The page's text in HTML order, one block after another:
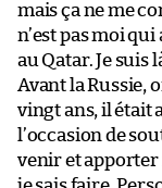
mais ça ne me
n’est pas moi
au Qatar. Je
Avant la Russie,
vingt ans, il était
l’occasion de
venir et apporter